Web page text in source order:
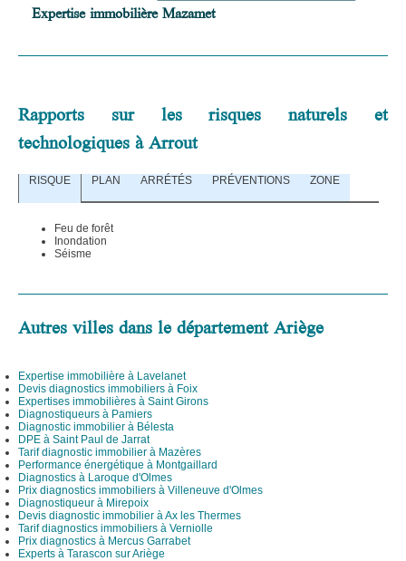
Expertise immobilière Mazamet
Rapports sur les risques naturels et
technologiques à Arrout
RISQUE PLAN ARRÉTÉS PRÉVENTIONS ZONE
Feu de forêt
Inondation
Séisme
Autres villes dans le département Ariège
Expertise immobilière à Lavelanet
Devis diagnostics immobiliers à Foix
Expertises immobilières à Saint Girons
Diagnostiqueurs à Pamiers
Diagnostic immobilier à Bélesta
DPE à Saint Paul de Jarrat
Tarif diagnostic immobilier à Mazères
Performance énergétique à Montgaillard
Diagnostics à Laroque d'Olmes
Prix diagnostics immobiliers à Villeneuve d'Olmes
Diagnostiqueur à Mirepoix
Devis diagnostic immobilier à Ax les Thermes
Tarif diagnostics immobiliers à Verniolle
Prix diagnostics à Mercus Garrabet
Experts à Tarascon sur Ariège